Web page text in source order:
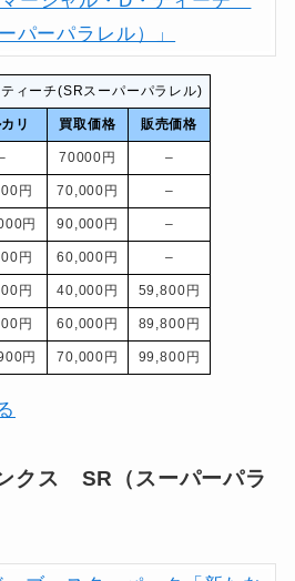
ィーチ(SRスーパーパラレル)
リ 買取価格 販売価格
70000円 –
円 70,000円 –
円 90,000円 –
円 60,000円 –
円 40,000円 59,800円
円 60,000円 89,800円
円 70,000円 99,800円
クス SR（スーパーパラ